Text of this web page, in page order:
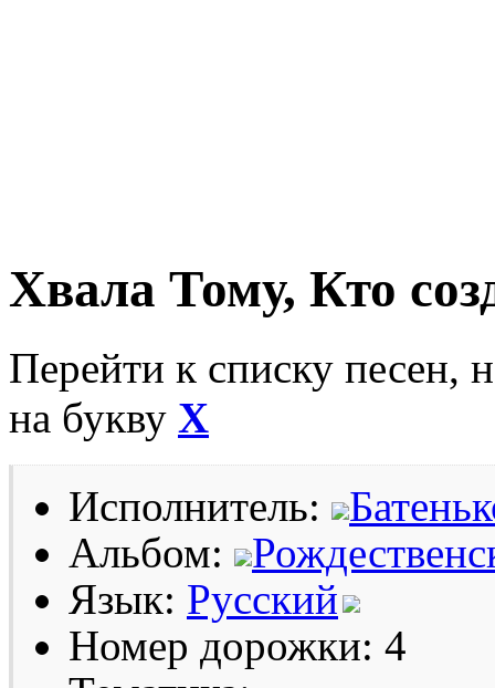
Хвала Тому, Кто
Перейти к списку песен,
на букву Х
Исполнитель:
Альбом:
Язык: Русский
Номер дорожки: 4